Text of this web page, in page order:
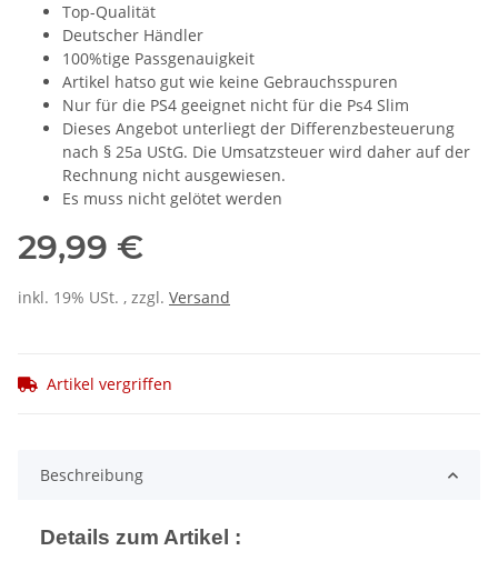
Top-Qualität
Deutscher Händler
100%tige Passgenauigkeit
Artikel hatso gut wie keine Gebrauchsspuren
Nur für die PS4 geeignet nicht für die Ps4 Slim
Dieses Angebot unterliegt der Differenzbesteuerung
nach § 25a UStG. Die Umsatzsteuer wird daher auf der
Rechnung nicht ausgewiesen.
Es muss nicht gelötet werden
29,99 €
inkl. 19% USt. , zzgl. Versand
Artikel vergriffen
Beschreibung
Details zum Artikel :